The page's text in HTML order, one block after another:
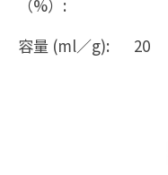
（%）:
容量 (ml／g): 20